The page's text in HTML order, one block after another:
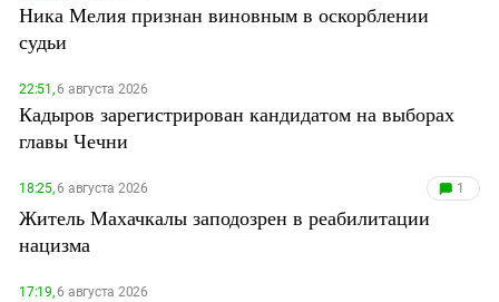
Ника Мелия признан виновным в оскорблении
судьи
22:51,6 августа 2026
Кадыров зарегистрирован кандидатом на выборах
главы Чечни
18:25,6 августа 2026 1
Житель Махачкалы заподозрен в реабилитации
нацизма
17:19,6 августа 2026